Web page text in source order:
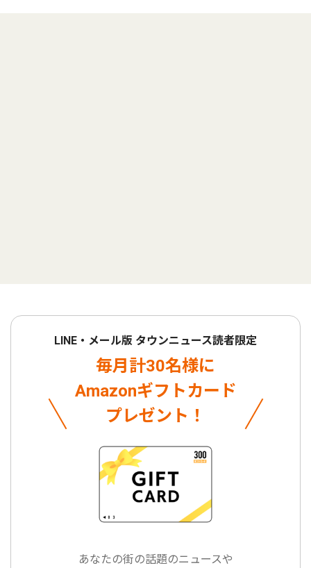
LINE・メール版 タウンニュース読者限定
毎月計30名様に
Amazonギフトカード
プレゼント！
あなたの街の話題のニュースや